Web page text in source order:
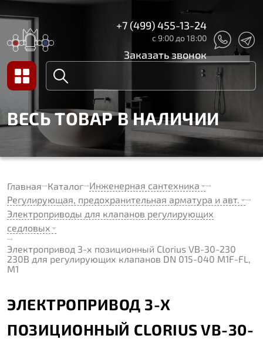
+7 (499) 455-13-24
с 9:00 до 18:00
Заказать звонок
ВЕСЬ ТОВАР В НАЛИЧИИ
Главная Каталог Инженерная сантехника
Регулирующая, предохранительная арматура и авт.
Электроприводы для клапанов регулирующих
седловых
Электропривод 3-х позиционный Clorius VB-30-230
230В для регулирующих клапанов DN 015-040 M1F-FL,
M1
ЭЛЕКТРОПРИВОД 3-Х
ПОЗИЦИОННЫЙ CLORIUS VB-30-